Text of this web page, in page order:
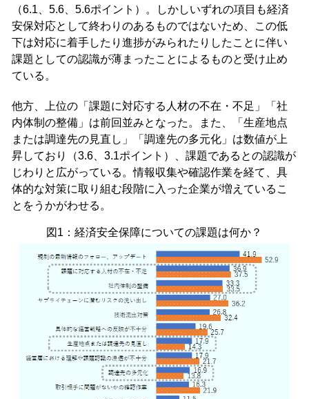
（6.1、5.6、5.6ポイント）。しかしいずれの項目も経済
安保対応として終わりのあるものではないため、この低
下は対応に着手したり進捗がみられたりしたことに伴い
課題としての認識が薄まったことによるものと受け止め
ている。
他方、上位の「課題に対応する人材の不在・不足」「社
内体制の整備」は前回並みとなった。また、「生産地点
または調達先の見直し」「調達先の多元化」は数値が上
昇しており（3.6、3.1ポイント）、課題であるとの認識が
じわりと広がっている。情報収集や確認作業を経て、具
体的な対策に取り組む段階に入った企業が増えているこ
とをうかがわせる。
図1：経済安全保障についての課題は何か？